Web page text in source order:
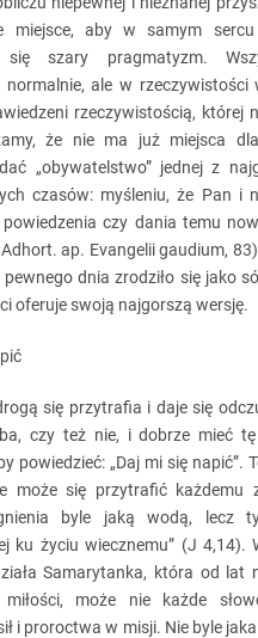
miejsce, aby w samym
się szary pragmatyzm.
normalnie, ale w rzeczywistości
rzeczywistością, której
że nie ma już miejsca
„obywatelstwo” jednej z
czasów: myśleniu, że Pan i
czy dania temu
ap. Evangelii gaudium,
pewnego dnia zrodziło się jako
oferuje swoją najgorszą wersję.
się przytrafia i daje się
czy też nie, i dobrze mieć
powiedzieć: „Daj mi się napić”.
może się przytrafić
byle jaką wodą, lecz
ku życiu wiecznemu” (J 4,14).
Samarytanka, która od lat
miłości, może nie każde
i proroctwa w misji. Nie byle